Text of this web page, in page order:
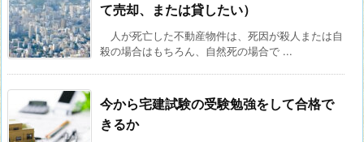
て売却、または貸したい）
人が死亡した不動産物件は、死因が殺人または自
殺の場合はもちろん、自然死の場合で ...
今から宅建試験の受験勉強をして合格で
きるか